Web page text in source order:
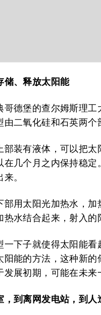
储、释放太阳能
哥德堡的查尔姆斯理
由二氧化硅和石英两个
部装有液体，可以把
在几个月之内保持稳
。
部用太阳光加热水，
热水结合起来，射入的
一下子就使得太阳能
阳能的方法，这种新
发展初期，可能在未来
，到离网发电站，到人